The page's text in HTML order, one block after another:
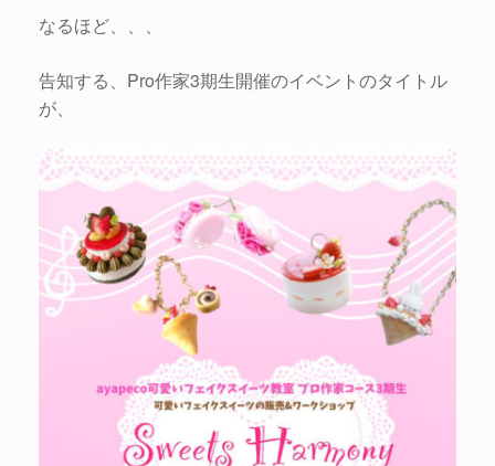
なるほど、、、
告知する、Pro作家3期生開催のイベントのタイトル
が、